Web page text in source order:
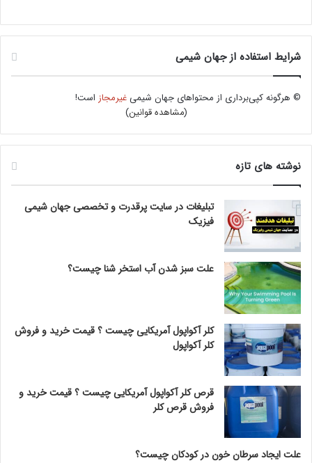
شرایط استفاده از جهان شیمی
© هرگونه کپی‌برداری از محتواهای جهان شیمیغیرمجاز است!
(مشاهده قوانین)
نوشته های تازه
تبلیغات در سایت پرقدرت و تخصصی جهان شیمی
فیزیک
علت سبز شدن آب استخر شنا چیست؟
کلر آکواپول آمریکایی چیست ؟ قیمت خرید و فروش
کلر آکواپول
قرص کلر آکواپول آمریکایی چیست ؟ قیمت خرید و
فروش قرص کلر
علت ایجاد سرطان خون در کودکان چیست؟